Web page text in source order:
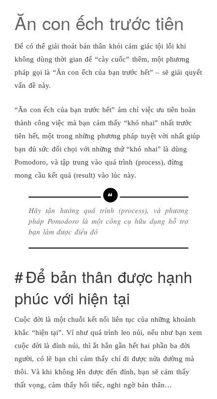
Ăn con ếch trước tiên
Để có thể giải thoát bản thân khỏi cảm giác tội lỗi khi
không dùng thời gian để “cày cuốc” thêm, một phương
pháp gọi là “Ăn con ếch của bạn trước hết” – sẽ giải quyết
vấn đề này.
“Ăn con ếch của bạn trước hết” ám chỉ việc ưu tiên hoàn
thành công việc mà bạn cảm thấy “khó nhai” nhất trước
tiên hết, một trong những phương pháp tuyệt vời nhất giúp
bạn đủ sức đối chọi với những thứ “khó nhai” là dùng
Pomodoro, và tập trung vào quá trình (process), đừng
mong cầu kết quả (result) vào lúc này.
Hãy tận hưởng quá trình (process), và phương
pháp Pomodoro là một công cụ hữu dụng hỗ trợ
bạn làm được điều đó
Để bản thân được hạnh
phúc với hiện tại
Cuộc đời là một chuỗi kết nối liên tục của những khoảnh
khắc “hiện tại”. Ví như quá trình leo núi, nếu như bạn xem
cuộc đời là đỉnh núi, thì ắt hẳn gần hết hai phần ba đời
người, có lẽ bạn chỉ cảm thấy chỉ đi được nửa đường mà
thôi. Và khi không lên được đến đỉnh, bạn sẽ cảm thấy
thất vọng, cảm thấy hối tiếc, nghi ngờ bản thân…